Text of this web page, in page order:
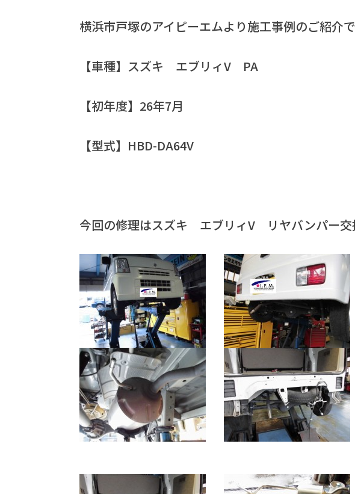
横浜市戸塚のアイピーエムより施工事例のご紹介で
【車種】スズキ エブリィV PA
【初年度】26年7月
【型式】HBD-DA64V
今回の修理はスズキ エブリィV リヤバンパー交